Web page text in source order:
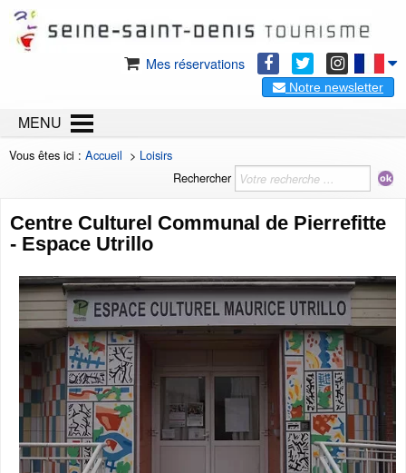
Mes réservations
Notre newsletter
MENU
Vous êtes ici : Accueil > Loisirs
Rechercher
Centre Culturel Communal de Pierrefitte
- Espace Utrillo